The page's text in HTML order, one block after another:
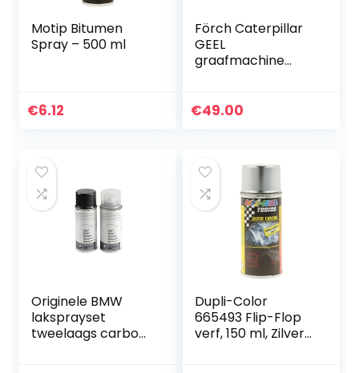
Motip Bitumen
Spray – 500 ml
€6.12
Förch Caterpillar
GEEL
graafmachine
spuitbus 400ML
€49.00
Originele BMW
laksprayset
tweelaags carbon
Dupli-Color
665493 Flip-Flop
verf, 150 ml, Zilver/